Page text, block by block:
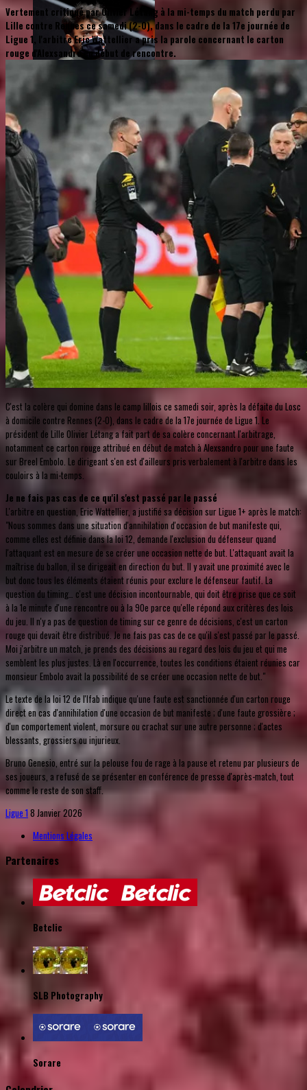
Vertement critiqué par Olivier Létang à la mi-temps du match perdu par
Lille contre Rennes ce samedi (2-0), dans le cadre de la 17e journée de
Ligue 1, l'arbitre Eric Wattellier a pris la parole concernant le carton
rouge d'Alexsandro en début de rencontre.
C'est la colère qui domine dans le camp lillois ce samedi soir, après la défaite du Losc
à domicile contre Rennes (2-0), dans le cadre de la 17e journée de Ligue 1. Le
président de Lille Olivier Létang a fait part de sa colère concernant l'arbitrage,
notamment ce carton rouge attribué en début de match à Alexsandro pour une faute
sur Breel Embolo. Le dirigeant s'en est d'ailleurs pris verbalement à l'arbitre dans les
couloirs à la mi-temps.
Je ne fais pas cas de ce qu'il s'est passé par le passé
L'arbitre en question, Eric Wattellier, a justifié sa décision sur Ligue 1+ après le match:
"Nous sommes dans une situation d'annihilation d'occasion de but manifeste qui,
comme elles est définie dans la loi 12, demande l'exclusion du défenseur quand
l'attaquant est en mesure de se créer une occasion nette de but. L'attaquant avait la
maîtrise du ballon, il se dirigeait en direction du but. Il y avait une proximité avec le
but donc tous les éléments étaient réunis pour exclure le défenseur fautif. La
question du timing… c'est une décision incontournable, qui doit être prise que ce soit
à la 1e minute d'une rencontre ou à la 90e parce qu'elle répond aux critères des lois
du jeu. Il n'y a pas de question de timing sur ce genre de décisions, c'est un carton
rouge qui devait être distribué. Je ne fais pas cas de ce qu'il s'est passé par le passé.
Moi j'arbitre un match, je prends des décisions au regard des lois du jeu et qui me
semblent les plus justes. Là en l'occurrence, toutes les conditions étaient réunies car
monsieur Embolo avait la possibilité de se créer une occasion nette de but."
Le texte de la loi 12 de l'Ifab indique qu'une faute est sanctionnée d'un carton rouge
direct en cas d'annihilation d'une occasion de but manifeste ; d'une faute grossière ;
d'un comportement violent, morsure ou crachat sur une autre personne ; d'actes
blessants, grossiers ou injurieux.
Bruno Genesio, entré sur la pelouse fou de rage à la pause et retenu par plusieurs de
ses joueurs, a refusé de se présenter en conférence de presse d'après-match, tout
comme le reste de son staff.
Ligue 1 8 Janvier 2026
Mentions Légales
Partenaires
Betclic
SLB Photography
Sorare